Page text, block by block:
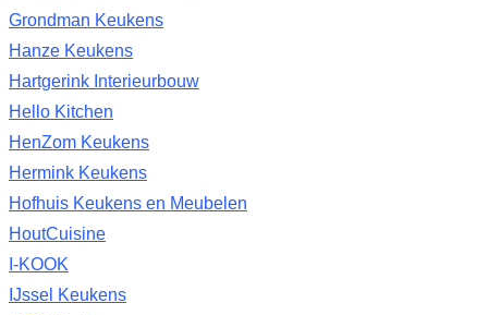
Grondman Keukens
Hanze Keukens
Hartgerink Interieurbouw
Hello Kitchen
HenZom Keukens
Hermink Keukens
Hofhuis Keukens en Meubelen
HoutCuisine
I-KOOK
IJssel Keukens